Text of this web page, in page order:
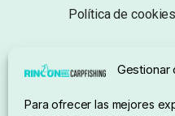
Gestionar
Para ofrecer las mejores
Política de cookies
Condiciones de